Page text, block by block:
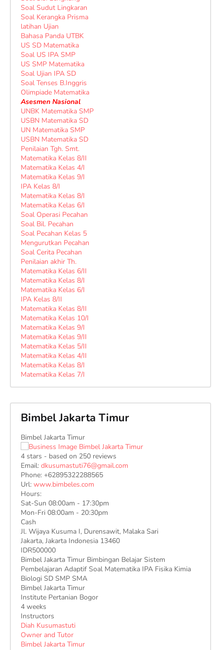
Soal Sudut Lingkaran
Soal Kerangka Prisma
latihan Ujian
Bahasa Panda UTBK
US SD Matematika
Soal US IPA SMP
US SMP Matematika
Soal Ujian IPA SD
Soal Tenses B.Inggris
Olimpiade Matematika
Asesmen Nasional
UNBK Matematika SMP
USBN Matematika SD
UN Matematika SMP
USBN Matematika SD
Penilaian Tgh. Smt.
Matematika Kelas 8/II
Matematika Kelas 4/I
Matematika Kelas 9/I
IPA Kelas 8/I
Matematika Kelas 8/I
Matematika Kelas 6/I
Soal Operasi Pecahan
Soal Bil. Pecahan
Soal Pecahan Kelas 5
Mengurutkan Pecahan
Soal Cerita Pecahan
Penilaian akhir Th.
Matematika Kelas 6/II
Matematika Kelas 8/I
Matematika Kelas 6/I
IPA Kelas 8/II
Matematika Kelas 8/II
Matematika Kelas 10/I
Matematika Kelas 9/I
Matematika Kelas 9/II
Matematika Kelas 5/II
Matematika Kelas 4/II
Matematika Kelas 8/I
Matematika Kelas 7/I
Bimbel Jakarta Timur
Bimbel Jakarta Timur
4stars - based on 250reviews
Email: dkusumastuti76@gmail.com
Phone: +62895322288565
Url: www.bimbeles.com
Hours:
Sat-Sun 08:00am - 17:30pm
Mon-Fri 08:00am - 20:30pm
Cash
Jl. Wijaya Kusuma I, Durensawit, Malaka Sari
Jakarta, Jakarta Indonesia 13460
IDR500000
Bimbel Jakarta Timur Bimbingan Belajar Sistem
Pembelajaran Adaptif Soal Matematika IPA Fisika Kimia
Biologi SD SMP SMA
Bimbel Jakarta Timur
Institute Pertanian Bogor
4 weeks
Instructors
Diah Kusumastuti
Owner and Tutor
Bimbel Jakarta Timur